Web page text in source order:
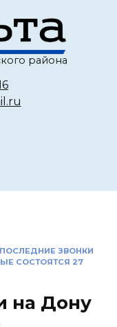
района
ПОСЛЕДНИЕ ЗВОНКИ
СОСТОЯТСЯ 27
на Дону